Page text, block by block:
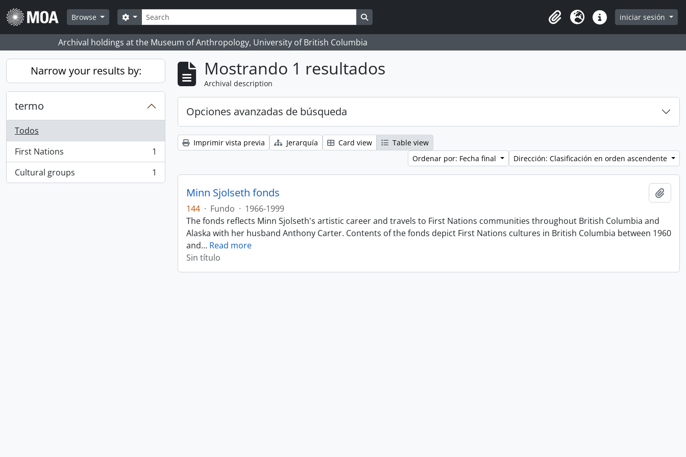
Skip to main content
Browse
Búsqueda
Search options Search in browse page
Clipboard
Idioma Enlaces rápidos
iniciar sesión
Archival holdings at the Museum of Anthropology, University of British Columbia
Narrow your results by:
termo
Todos
First Nations
, 1 resultados
1
Cultural groups
, 1 resultados 1
Mostrando 1 resultados
Archival description
Opciones avanzadas de búsqueda
Imprimir vista previa Jerarquía Card view
Table view
Ordenar por: Fecha final
Dirección: Clasificación en orden ascendente
Minn Sjolseth fonds
144 · Fundo · 1966-1999
The fonds reflects Minn Sjolseth's artistic career and travels to First Nations communities throughout British Columbia and
Alaska with her husband Anthony Carter. Contents of the fonds depict First Nations cultures in British Columbia between 1960
and… Read more
Sin título